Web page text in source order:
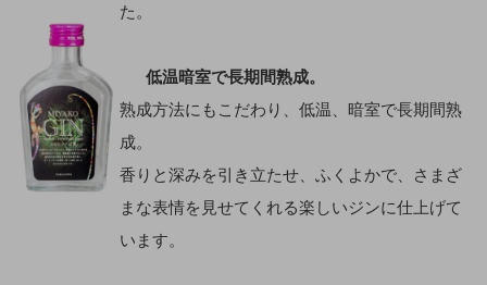
た。
低温暗室で長期間熟成。
熟成方法にもこだわり、低温、暗室で⾧期間熟
成。
香りと深みを引き立たせ、ふくよかで、さまざ
まな表情を見せてくれる楽しいジンに仕上げて
います。